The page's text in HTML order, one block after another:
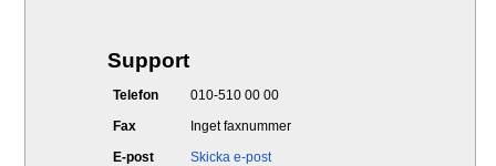
Support
Telefon
010-510 00 00
Fax
Inget faxnummer
E-post
Skicka e-post